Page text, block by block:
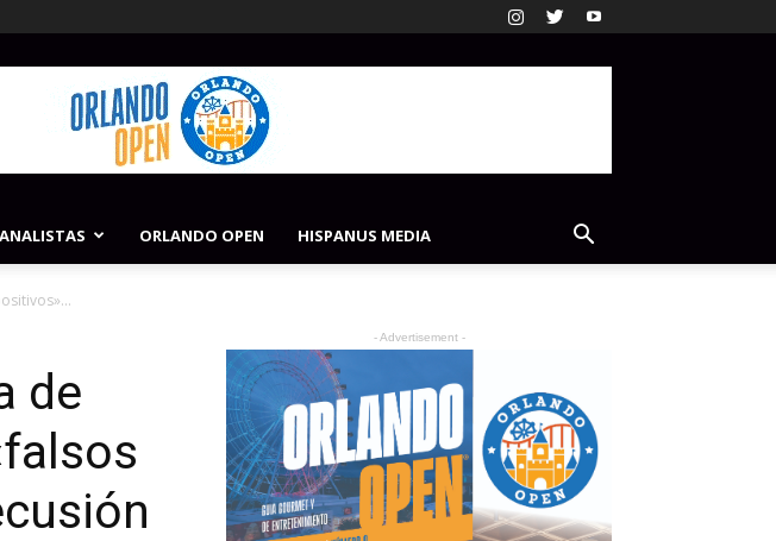
ANALISTAS ORLANDO OPEN HISPANUS MEDIA
de
- Advertisement -